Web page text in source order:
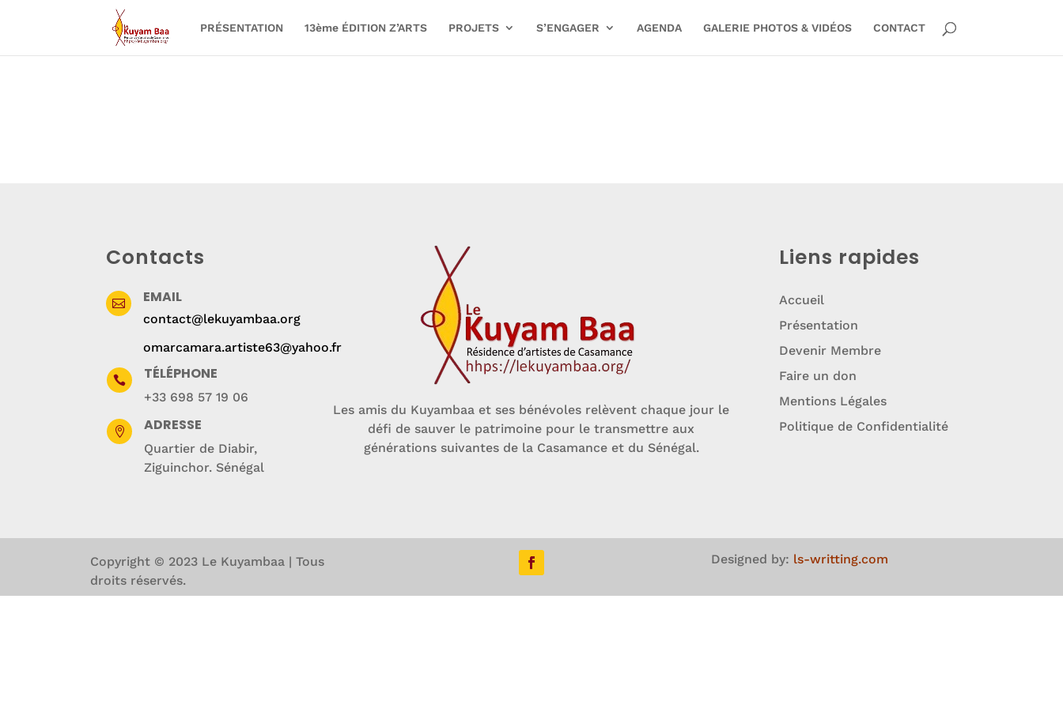
PRÉSENTATION 13ème ÉDITION Z’ARTS PROJETS S’ENGAGER AGENDA GALERIE PHOTOS & VIDÉOS CONTACT
Contacts
 EMAIL
contact@lekuyambaa.org
omarcamara.artiste63@yahoo.fr
 TÉLÉPHONE
+33 698 57 19 06
 ADRESSE
Quartier de Diabir,
Ziguinchor. Sénégal
Les amis du Kuyambaa et ses bénévoles relèvent chaque jour le
défi de sauver le patrimoine pour le transmettre aux
générations suivantes de la Casamance et du Sénégal.
Liens rapides
Accueil
Présentation
Devenir Membre
Faire un don
Mentions Légales
Politique de Confidentialité
Copyright © 2023 Le Kuyambaa | Tous
droits réservés.
Designed by: ls-writting.com